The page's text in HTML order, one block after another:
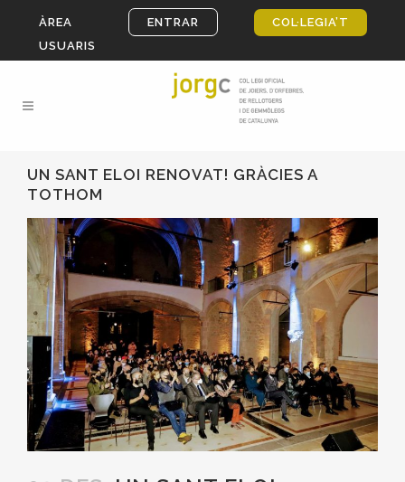
ÀREA
USUARIS
ENTRAR COL·LEGIA’T
UN SANT ELOI RENOVAT! GRÀCIES A
TOTHOM